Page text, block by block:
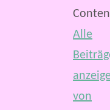
Alle
von